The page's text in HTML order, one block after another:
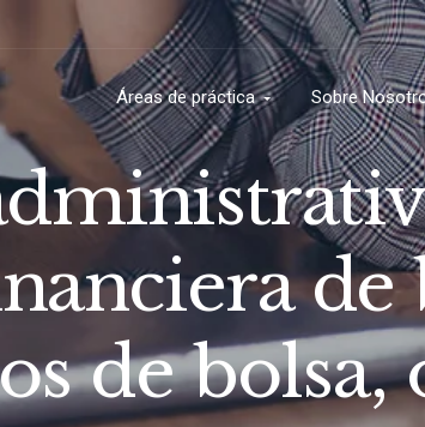
Áreas de práctica Sobre
de
de bolsa,